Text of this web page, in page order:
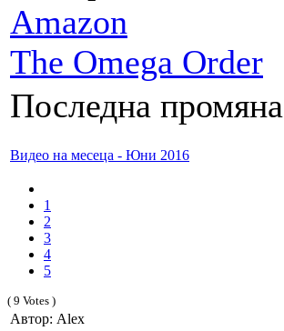
Amazon
The Omega Order
Последна
Видео на месеца - Юни 2016
1
2
3
4
5
( 9 Votes )
Автор: Alex